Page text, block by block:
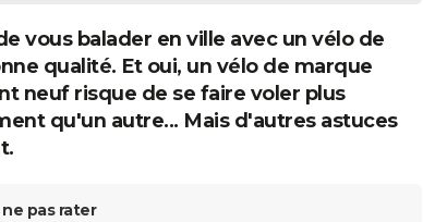
vous balader en ville avec un vélo de
qualité. Et oui, un vélo de marque
neuf risque de se faire voler plus
qu'un autre... Mais d'autres astuces
pas rater